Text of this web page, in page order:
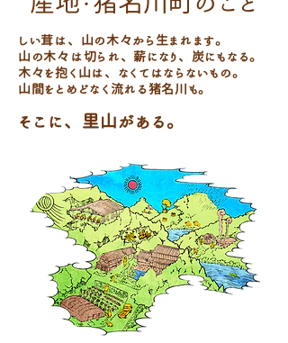
しい茸は、山の木々から生まれます。
山の木々は切られ、薪になり、炭にもなる。
木々を抱く山は、なくてはならないもの。
山間をとめどなく流れる猪名川も。
そこに、里山がある。